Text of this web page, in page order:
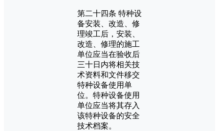
第二十四条 特种设
备安装、改造、修
理竣工后，安装、
改造、修理的施工
单位应当在验收后
三十日内将相关技
术资料和文件移交
特种设备使用单
位。特种设备使用
单位应当将其存入
该特种设备的安全
技术档案。